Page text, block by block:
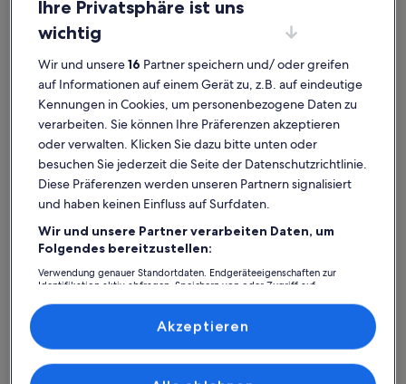
Deutschland
Ferienunterkünfte mit Whirlpool in Brandenburg Region
Brandenburg Region: Entdecke
Ferienunterkünfte mit
Whirlpool
Weitere Infos zu Ferienhaus Alte Tischlerei am See
Ihre Privatsphäre ist uns
wichtig
Wir und unsere16 Partner speichern und/ oder greifen
auf Informationen auf einem Gerät zu, z.B. auf eindeutige
Kennungen in Cookies, um personenbezogene Daten zu
verarbeiten. Sie können Ihre Präferenzen akzeptieren
oder verwalten. Klicken Sie dazu bitte unten oder
besuchen Sie jederzeit die Seite der Datenschutzrichtlinie.
Diese Präferenzen werden unseren Partnern signalisiert
und haben keinen Einfluss auf Surfdaten.
Wir und unsere Partner verarbeiten Daten, um
Folgendes bereitzustellen:
Verwendung genauer Standortdaten. Endgeräteeigenschaften zur
Identifikation aktiv abfragen. Speichern von oder Zugriff auf
Inhalte, Messung von Werbeleistung und der Performance von Inhalten,
Zielgruppenforschung sowie Entwicklung und Verbesserung von
Liste der Partner (Lieferanten)
Akzeptieren